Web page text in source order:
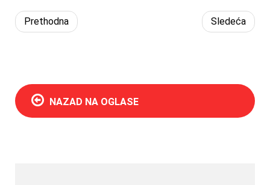
Prethodna
Sledeća
NAZAD NA OGLASE